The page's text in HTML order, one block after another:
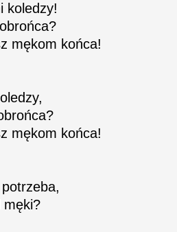
koledzy!
mękom końca!
mękom końca!
męki?